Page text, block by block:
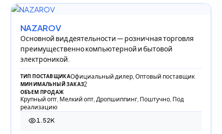
NAZAROV
Основной вид деятельности — розничная торговля
преимущественно компьютерной и бытовой
электроникой.
ТИП ПОСТАВЩИКАОфициальный дилер, Оптовый поставщик
МИНИМАЛЬНЫЙ ЗАКАЗ2
ОБЪЕМ ПРОДАЖ
Крупный опт, Мелкий опт, Дропшиппинг, Поштучно, Под
реализацию
1.52K
1 520 просмотров